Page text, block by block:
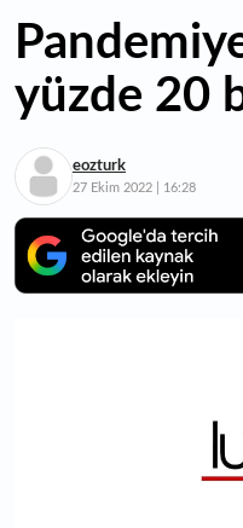
yüzde 20
eozturk
27 Ekim 2022 | 16:28